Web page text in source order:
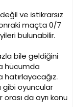
ve istikrarsız
maçta 0/7
bulunabilir.
bile geldiğini
hücumda
gibi oyuncular
da ayrı konu